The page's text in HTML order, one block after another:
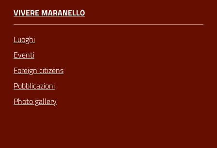
VIVERE MARANELLO
Luoghi
Eventi
Foreign citizens
Pubblicazioni
Photo gallery